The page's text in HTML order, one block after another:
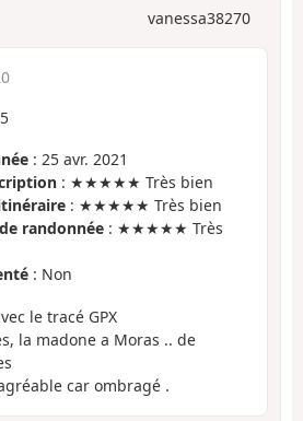
vanessa38270
5
: 25 avr. 2021
: ★★★★★ Très bien
: ★★★★★ Très bien
randonnée : ★★★★★ Très
: Non
le tracé GPX
la madone a Moras .. de
car ombragé .